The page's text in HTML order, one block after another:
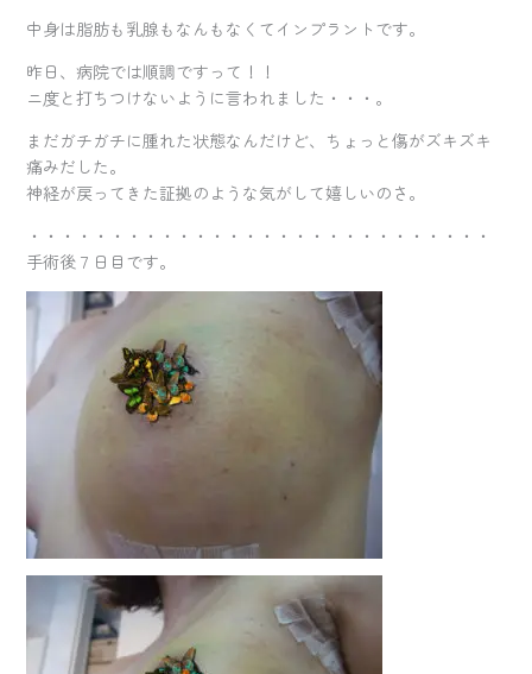
中身は脂肪も乳腺もなんもなくてインプラントです。
昨日、病院では順調ですって！！
ニ度と打ちつけないように言われました・・・。
まだガチガチに腫れた状態なんだけど、ちょっと傷がズキズキ
痛みだした。
神経が戻ってきた証拠のような気がして嬉しいのさ。
・・・・・・・・・・・・・・・・・・・・・・・・・・・・
手術後７日目です。